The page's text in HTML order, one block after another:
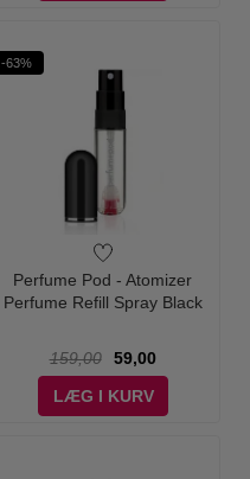
-63%
Perfume Pod - Atomizer
Perfume Refill Spray Black
159,00
59,00
LÆG I KURV